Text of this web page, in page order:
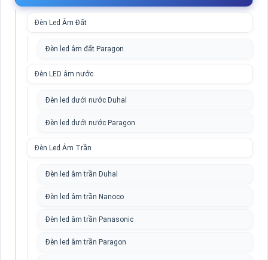
Đèn Led Âm Đất
Đèn led âm đất Paragon
Đèn LED âm nước
Đèn led dưới nước Duhal
Đèn led dưới nước Paragon
Đèn Led Âm Trần
Đèn led âm trần Duhal
Đèn led âm trần Nanoco
Đèn led âm trần Panasonic
Đèn led âm trần Paragon